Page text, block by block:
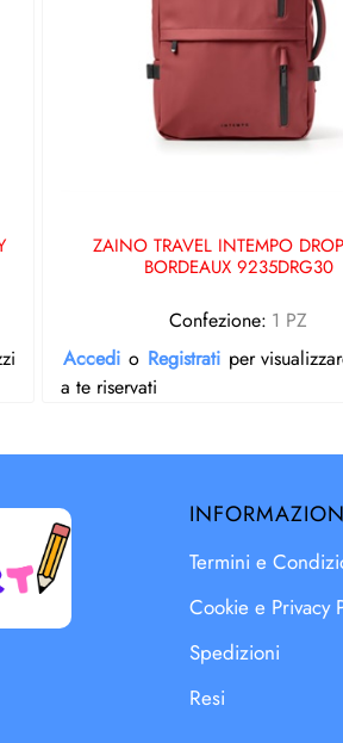
ZAINO TRAVEL INTEMPO
BORDEAUX 9235DRG30
Confezione: 1 PZ
Accedi o Registrati per
a te riservati
Termini e
Cookie e Privacy
Spedizioni
Resi